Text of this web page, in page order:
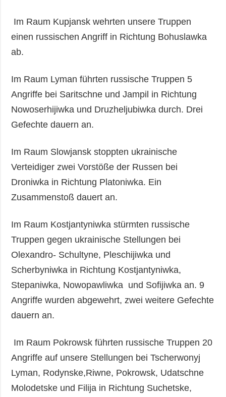
Im Raum Kupjansk wehrten unsere Truppen
einen russischen Angriff in Richtung Bohuslawka
ab.
Im Raum Lyman führten russische Truppen 5
Angriffe bei Saritschne und Jampil in Richtung
Nowoserhijiwka und Druzheljubiwka durch. Drei
Gefechte dauern an.
Im Raum Slowjansk stoppten ukrainische
Verteidiger zwei Vorstöße der Russen bei
Droniwka in Richtung Platoniwka. Ein
Zusammenstoß dauert an.
Im Raum Kostjantyniwka stürmten russische
Truppen gegen ukrainische Stellungen bei
Olexandro- Schultyne, Pleschijiwka und
Scherbyniwka in Richtung Kostjantyniwka,
Stepaniwka, Nowopawliwka und Sofijiwka an. 9
Angriffe wurden abgewehrt, zwei weitere Gefechte
dauern an.
Im Raum Pokrowsk führten russische Truppen 20
Angriffe auf unsere Stellungen bei Tscherwonyj
Lyman, Rodynske,Riwne, Pokrowsk, Udatschne
Molodetske und Filija in Richtung Suchetske,